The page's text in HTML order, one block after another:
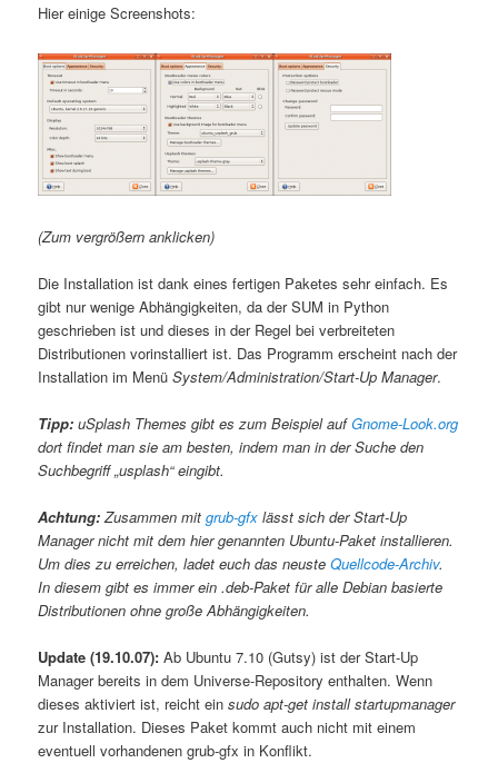
Hier einige Screenshots:
(Zum vergrößern anklicken)
Die Installation ist dank eines fertigen Paketes sehr einfach. Es
gibt nur wenige Abhängigkeiten, da der SUM in Python
geschrieben ist und dieses in der Regel bei verbreiteten
Distributionen vorinstalliert ist. Das Programm erscheint nach der
Installation im MenüSystem/Administration/Start-Up Manager.
Tipp: uSplash Themes gibt es zum Beispiel aufGnome-Look.org
dort findet man sie am besten, indem man in der Suche den
Suchbegriff „usplash“ eingibt.
Achtung:Zusammen mitgrub-gfx lässt sich der Start-Up
Manager nicht mit dem hier genannten Ubuntu-Paket installieren.
Um dies zu erreichen, ladet euch das neusteQuellcode-Archiv.
In diesem gibt es immer ein .deb-Paket für alle Debian basierte
Distributionen ohne große Abhängigkeiten.
Update (19.10.07): Ab Ubuntu 7.10 (Gutsy) ist der Start-Up
Manager bereits in dem Universe-Repository enthalten. Wenn
dieses aktiviert ist, reicht einsudo apt-get install startupmanager
zur Installation. Dieses Paket kommt auch nicht mit einem
eventuell vorhandenen grub-gfx in Konflikt.